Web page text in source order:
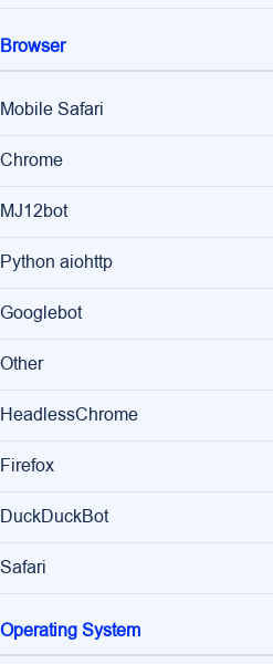
Browser
Mobile Safari
Chrome
MJ12bot
Python aiohttp
Googlebot
Other
HeadlessChrome
Firefox
DuckDuckBot
Safari
Operating System